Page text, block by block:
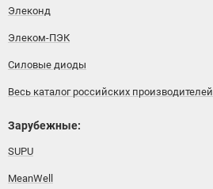
Элеконд
Элеком-ПЭК
Силовые диоды
Весь каталог российских производителей
Зарубежные:
SUPU
MeanWell